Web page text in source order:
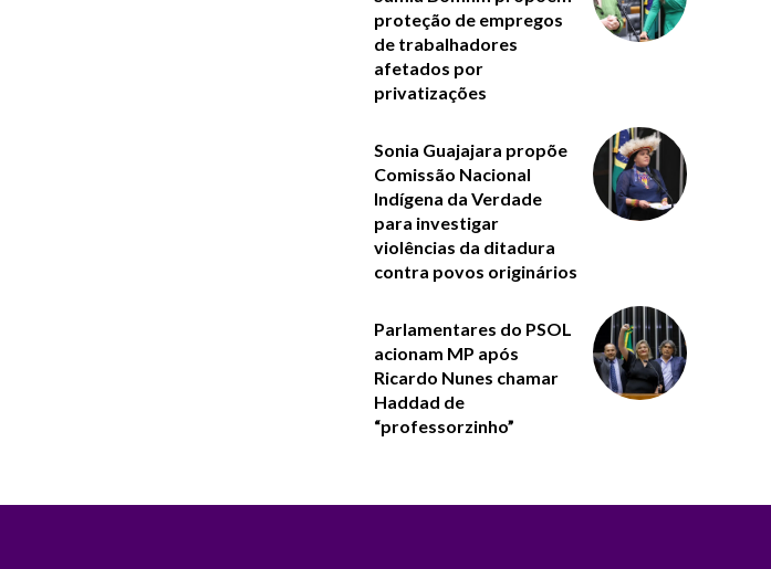
proteção de empregos
de trabalhadores
afetados por
privatizações
Sonia Guajajara propõe
Comissão Nacional
Indígena da Verdade
para investigar
violências da ditadura
contra povos originários
Parlamentares do PSOL
acionam MP após
Ricardo Nunes chamar
Haddad de
“professorzinho”